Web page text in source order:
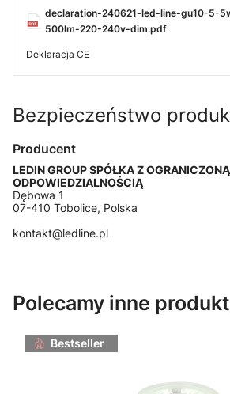
declaration-240621-led-line-gu10-5-
500lm-220-240v-dim.pdf
Deklaracja CE
Bezpieczeństwo
Producent
LEDIN GROUP SPÓŁKA Z OGRANICZONĄ
ODPOWIEDZIALNOŚCIĄ
Dębowa 1
07-410 Tobolice, Polska
kontakt@ledline.pl
Polecamy inne
Bestseller